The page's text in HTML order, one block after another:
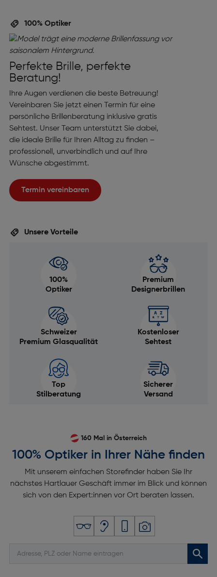
100% Optiker
Perfekte Brille, perfekte
Beratung!
Ihre Augen verdienen die beste Betreuung!
Vereinbaren Sie jetzt einen Termin für eine
persönliche Brillenberatung inklusive gratis
Sehtest. Unser Team unterstützt Sie dabei,
die ideale Brille für Ihren Alltag zu finden –
professionell, unverbindlich und auf Ihre
Wünsche abgestimmt.
Termin vereinbaren
Unsere Vorteile
100%
Optiker
Premium
Designerbrillen
Schweizer
Premium Glasqualität
Kostenloser
Sehtest
Top
Stilberatung
Sicherer
Versand
160 Mal in Österreich
100% Optiker in Ihrer Nähe finden
Mit unserem einfachen Storefinder haben Sie Ihr
nächstes Hartlauer Geschäft immer im Blick und können
sich von den Expert:innen vor Ort beraten lassen.